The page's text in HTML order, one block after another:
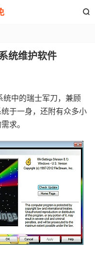

统维护软件
统中的瑞士军刀，兼顾
于一身，还附有众多小
求。